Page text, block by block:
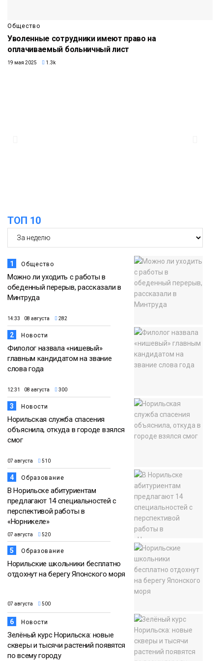
Общество
Уволенные сотрудники имеют право на
оплачиваемый больничный лист
19 мая 2025 1.3k
ТОП 10
1 Общество
Можно ли уходить с работы в
обеденный перерыв, рассказали в
Минтруда
14:33 08 августа 282
2 Новости
Филолог назвала «нишевый»
главным кандидатом на звание
слова года
12:31 08 августа 300
3 Новости
Норильская служба спасения
объяснила, откуда в городе взялся
смог
07 августа 510
4 Образование
В Норильске абитуриентам
предлагают 14 специальностей с
перспективой работы в
«Норникеле»
07 августа 520
5 Образование
Норильские школьники бесплатно
отдохнут на берегу Японского моря
07 августа 500
6 Новости
Зелёный курс Норильска: новые
скверы и тысячи растений появятся
по всему городу